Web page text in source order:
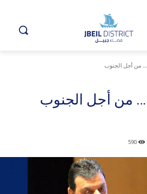
من أجل الجنوب
من أجل الجنوب
590